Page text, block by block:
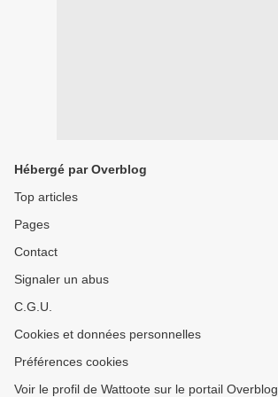
Hébergé par Overblog
Top articles
Pages
Contact
Signaler un abus
C.G.U.
Cookies et données personnelles
Préférences cookies
Voir le profil de Wattoote sur le portail Overblog